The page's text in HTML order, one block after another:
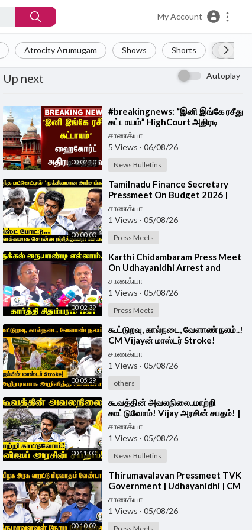
My Account
Atrocity Arumugam Shows Shorts LIVE
Up next Autoplay
00:02:10
⁣#breakingnews: “இனி இங்கே ரசீது
கட்டாயம்” HighCourt அதிரடி
உத்தரவு | TASMAC | Online Sale
சாணக்யா
5 Views · 06/08/26
News Bulletins
00:00:00
⁣Tamilnadu Finance Secretary
Pressmeet On Budget 2026 |
TVK Government
சாணக்யா
1 Views · 05/08/26
Press Meets
00:02:39
⁣Karthi Chidambaram Press Meet
On Udhayanidhi Arrest and
Vaiko Book Launch | TVK Govt |
Congress
சாணக்யா
1 Views · 05/08/26
Press Meets
00:05:29
⁣கூட்டுறவு, கால்நடை, வேளாண் நலம்..!
CM Vijayன் மாஸ்டர் Stroke!
அதிரடியாக அறிவித்த அமைச்சர் |
TVK GOVT
சாணக்யா
1 Views · 05/08/26
others
00:11:00
⁣கூவத்தின் அவலநிலை..மாற்றி
காட்டுவோம்! Vijay அரசின் சபதம்! |
CM Vijay | TVK Government
சாணக்யா
1 Views · 05/08/26
News Bulletins
00:10:09
⁣Thirumavalavan Pressmeet TVK
Government | Udhayanidhi | CM
Vijay | VCK
சாணக்யா
1 Views · 05/08/26